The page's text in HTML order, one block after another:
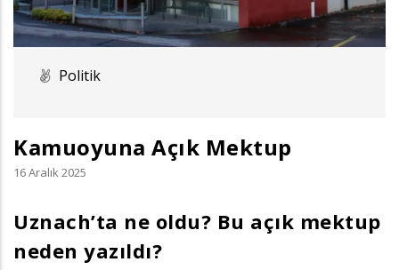
Politik
Kamuoyuna Açık Mektup
16 Aralık 2025
Uznach’ta ne oldu? Bu açık mektup
neden yazıldı?